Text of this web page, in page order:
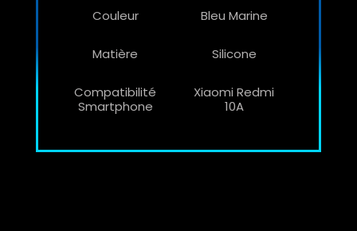
Couleur Bleu Marine
Matière Silicone
Compatibilité
Smartphone
Xiaomi Redmi
10A